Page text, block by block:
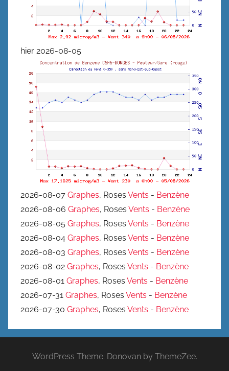
hier 2026-08-05
2026-08-07 Graphes, Roses Vents - Benzène
2026-08-06 Graphes, Roses Vents - Benzène
2026-08-05 Graphes, Roses Vents - Benzène
2026-08-04 Graphes, Roses Vents - Benzène
2026-08-03 Graphes, Roses Vents - Benzène
2026-08-02 Graphes, Roses Vents - Benzène
2026-08-01 Graphes, Roses Vents - Benzène
2026-07-31 Graphes, Roses Vents - Benzène
2026-07-30 Graphes, Roses Vents - Benzène
WordPress Theme: Donovan by ThemeZee.